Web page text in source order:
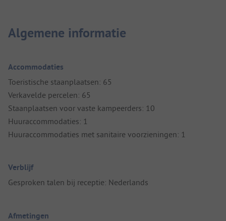
Algemene informatie
Accommodaties
Toeristische staanplaatsen: 65
Verkavelde percelen: 65
Staanplaatsen voor vaste kampeerders: 10
Huuraccommodaties: 1
Huuraccommodaties met sanitaire voorzieningen: 1
Verblijf
Gesproken talen bij receptie: Nederlands
Afmetingen